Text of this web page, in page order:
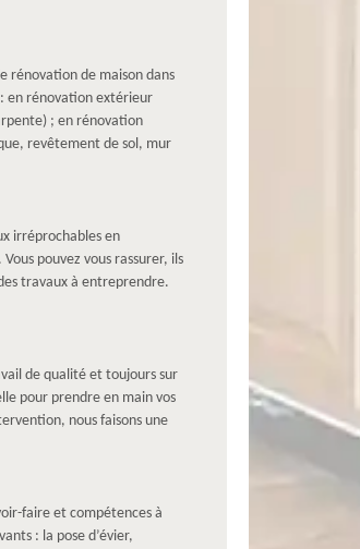
rénovation de maison dans
: en rénovation extérieur
; en rénovation
revêtement de sol, mur
irréprochables en
pouvez vous rassurer, ils
travaux à entreprendre.
de qualité et toujours sur
pour prendre en main vos
nous faisons une
faire et compétences à
: la pose d’évier,